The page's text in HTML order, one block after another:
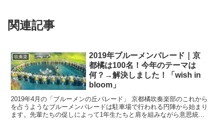
関連記事
吹奏楽
2019年ブルーメンパレード｜京
都橘は100名！今年のテーマは
何？→解決しました！「wish in
bloom」
2019年4月の「ブルーメンの丘パレード」 京都橘吹奏楽部のこれから
を占うようなブルーメンパレードは駐車場で行われる円陣から始まり
ます。先輩たちの促しによって1年生たちと肩を組みながら意思統一